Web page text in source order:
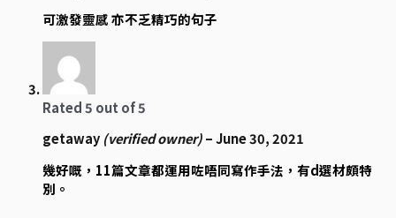
可激發靈感 亦不乏精巧的句子
Rated5 out of 5
getaway (verified owner)–June 30, 2021
幾好嘅，11篇文章都運用咗唔同寫作手法，有d選材頗特
別。